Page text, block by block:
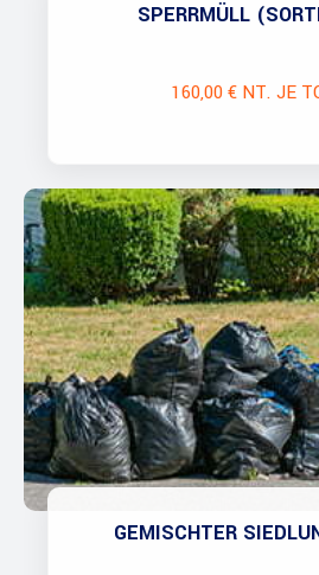
SPERRMÜLL
160,00 € NT. JE
GEMISCHTER